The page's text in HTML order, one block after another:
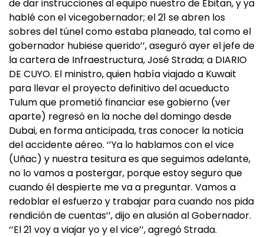
de dar instrucciones al equipo nuestro de Ebitan, y ya
hablé con el vicegobernador; el 21 se abren los
sobres del túnel como estaba planeado, tal como el
gobernador hubiese querido’’, aseguró ayer el jefe de
la cartera de Infraestructura, José Strada; a DIARIO
DE CUYO. El ministro, quien había viajado a Kuwait
para llevar el proyecto definitivo del acueducto
Tulum que prometió financiar ese gobierno (ver
aparte) regresó en la noche del domingo desde
Dubai, en forma anticipada, tras conocer la noticia
del accidente aéreo. ‘’Ya lo hablamos con el vice
(Uñac) y nuestra tesitura es que seguimos adelante,
no lo vamos a postergar, porque estoy seguro que
cuando él despierte me va a preguntar. Vamos a
redoblar el esfuerzo y trabajar para cuando nos pida
rendición de cuentas’’, dijo en alusión al Gobernador.
‘’El 21 voy a viajar yo y el vice’’, agregó Strada.